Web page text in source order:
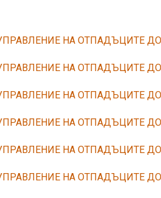
НА ОТПАДЪЦИТЕ
НА ОТПАДЪЦИТЕ
НА ОТПАДЪЦИТЕ
НА ОТПАДЪЦИТЕ
НА ОТПАДЪЦИТЕ
НА ОТПАДЪЦИТЕ